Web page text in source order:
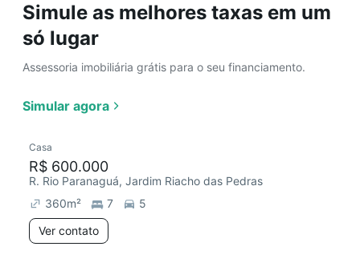
Simule as melhores taxas em um
só lugar
Assessoria imobiliária grátis para o seu financiamento.
Simular agora
Casa
R$ 600.000
R. Rio Paranaguá, Jardim Riacho das Pedras
360m² 7
5
Ver contato